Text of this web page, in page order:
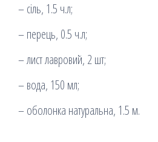
– сіль, 1.5 ч.л;
– перець, 0.5 ч.л;
– лист лавровий, 2 шт;
– вода, 150 мл;
– оболонка натуральна, 1.5 м.